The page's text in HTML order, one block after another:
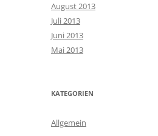
August 2013
Juli 2013
Juni 2013
Mai 2013
KATEGORIEN
Allgemein